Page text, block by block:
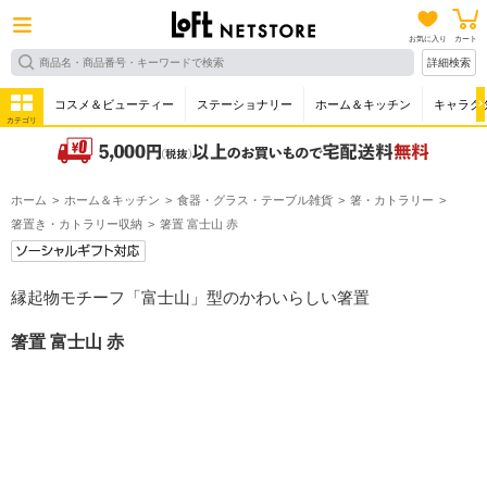
お気に入り カート
詳細検索
カテゴリ
コスメ＆ビューティー ステーショナリー ホーム＆キッチン キャラク
ホーム ホーム＆キッチン 食器・グラス・テーブル雑貨
箸・カトラリー
箸置き・カトラリー収納
箸置 富士山 赤
縁起物モチーフ「富士山」型のかわいらしい箸置
箸置 富士山 赤